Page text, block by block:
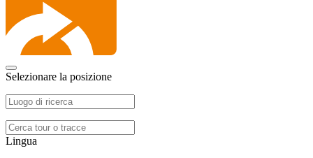
Selezionare la posizione
Lingua